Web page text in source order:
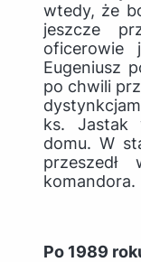
wtedy, że
jeszcze
oficerowie
Eugeniusz
po chwili
ks. Jastak
domu. W
komandora.
Po 1989